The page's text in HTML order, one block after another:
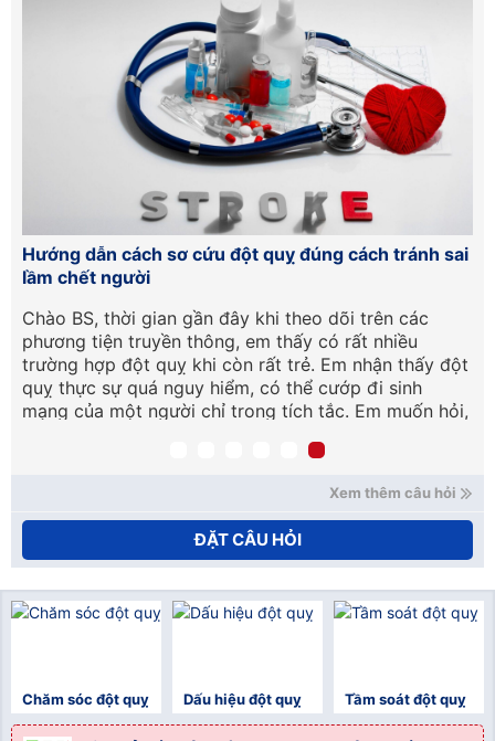
Hướng dẫn cách sơ cứu đột quỵ đúng cách tránh sai
lầm chết người
Chào BS, thời gian gần đây khi theo dõi trên các
phương tiện truyền thông, em thấy có rất nhiều
trường hợp đột quỵ khi còn rất trẻ. Em nhận thấy đột
quỵ thực sự quá nguy hiểm, có thể cướp đi sinh
mạng của một người chỉ trong tích tắc. Em muốn hỏi,
xử trí, cấp cứu như thế nào ạ? Em cảm ơn. (Lâm
Xem thêm câu hỏi
ĐẶT CÂU HỎI
Chăm sóc đột quỵ Dấu hiệu đột quỵ Tầm soát đột quỵ